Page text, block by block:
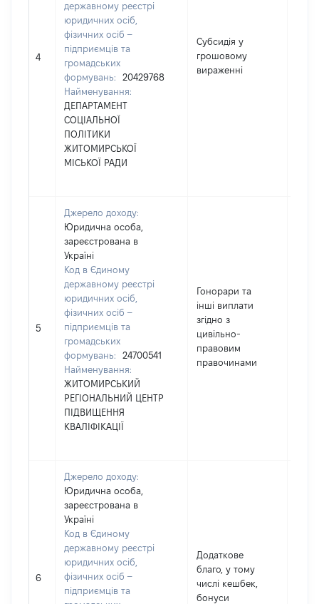
4
державному реєстрі
юридичних осіб,
фізичних осіб –
підприємців та
громадських
формувань:
20429768
Найменування:
ДЕПАРТАМЕНТ
СОЦІАЛЬНОЇ
ПОЛІТИКИ
ЖИТОМИРСЬКОЇ
МІСЬКОЇ РАДИ
Субсидія у
грошовому
вираженні
5
Джерело доходу:
Юридична особа,
зареєстрована в
Україні
Код в Єдиному
державному реєстрі
юридичних осіб,
фізичних осіб –
підприємців та
громадських
формувань:
24700541
Найменування:
ЖИТОМИРСЬКИЙ
РЕГІОНАЛЬНИЙ ЦЕНТР
ПІДВИЩЕННЯ
КВАЛІФІКАЦІЇ
Гонорари та
інші виплати
згідно з
цивільно-
правовим
правочинами
6
Джерело доходу:
Юридична особа,
зареєстрована в
Україні
Код в Єдиному
державному реєстрі
юридичних осіб,
фізичних осіб –
підприємців та
Додаткове
благо, у тому
числі кешбек,
бонуси